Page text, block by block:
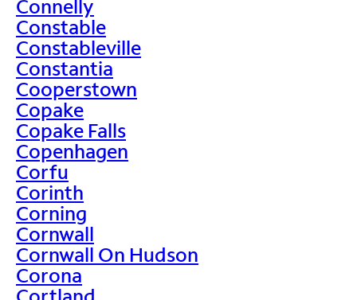
Connelly
Constable
Constableville
Constantia
Cooperstown
Copake
Copake Falls
Copenhagen
Corfu
Corinth
Corning
Cornwall
Cornwall On Hudson
Corona